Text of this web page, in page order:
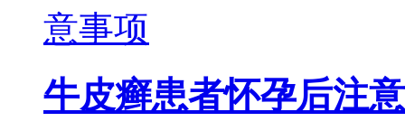
牛皮癣患者怀孕后注意